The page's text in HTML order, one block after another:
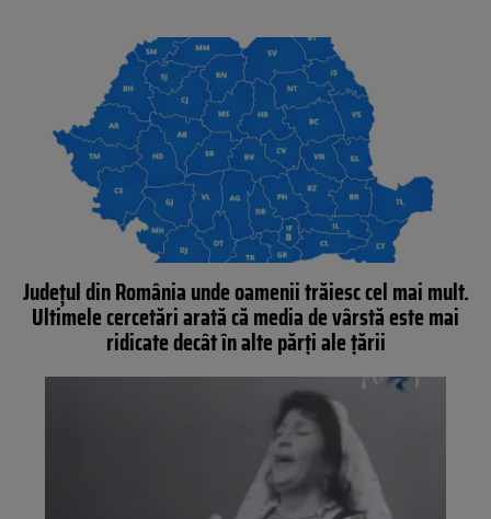
Județul din România unde oamenii trăiesc cel mai mult.
Ultimele cercetări arată că media de vârstă este mai
ridicate decât în alte părți ale țării